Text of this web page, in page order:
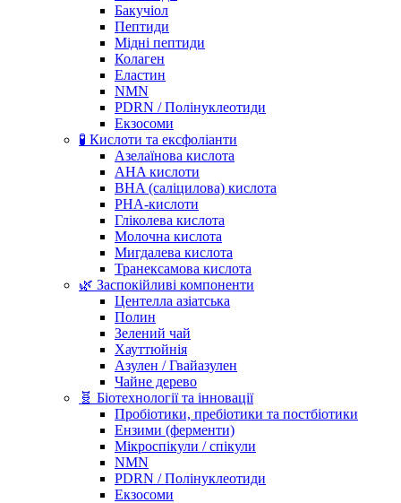
Бакучіол
Пептиди
Мідні пептиди
Колаген
Еластин
NMN
PDRN / Полінуклеотиди
Екзосоми
🧪 Кислоти та ексфоліанти
Азелаїнова кислота
AHA кислоти
BHA (саліцилова) кислота
PHA-кислоти
Гліколева кислота
Молочна кислота
Мигдалева кислота
Транексамова кислота
🌿 Заспокійливі компоненти
Центелла азіатська
Полин
Зелений чай
Хауттюйнія
Азулен / Гвайазулен
Чайне дерево
🧬 Біотехнології та інновації
Пробіотики, пребіотики та постбіотики
Ензими (ферменти)
Мікроспікули / спікули
NMN
PDRN / Полінуклеотиди
Екзосоми